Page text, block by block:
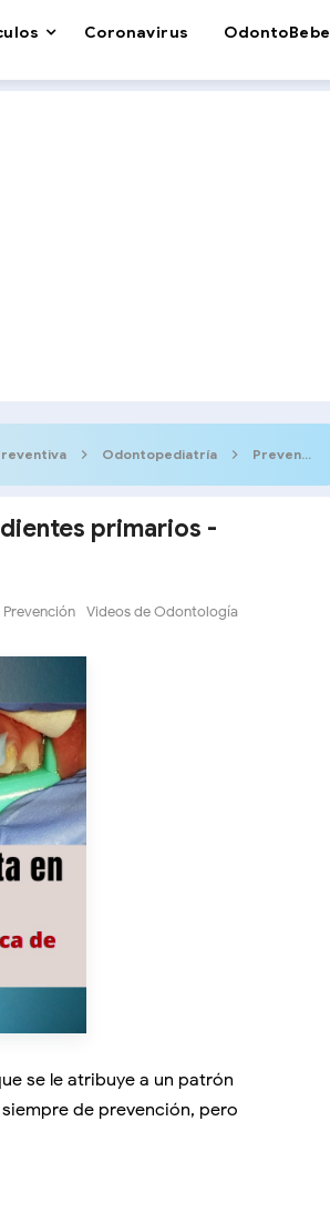
Coronavirus OdontoBebe
Odontopediatría Prevención
primarios -
Prevención Videos de Odontología
se le atribuye a un patrón
de prevención, pero